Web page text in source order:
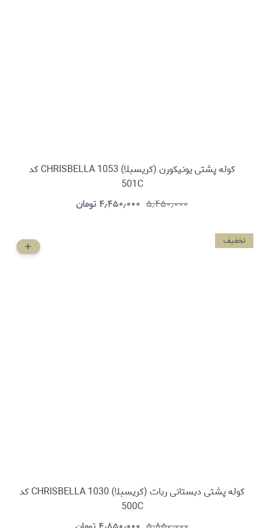
کوله پشتی یونیکورن (کریسبلا) CHRISBELLA 1053 کد
501C
۵٫۴۵۰٫۰۰۰ ۴٫۴۵۰٫۰۰۰ تومان
تخفیف
کوله پشتی دبستانی ربات (کریسبلا) CHRISBELLA 1030 کد
500C